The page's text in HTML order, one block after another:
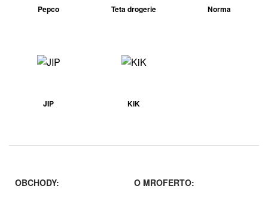
Pepco Teta drogerie Norma
JIP KiK
OBCHODY:
O MROFERTO: